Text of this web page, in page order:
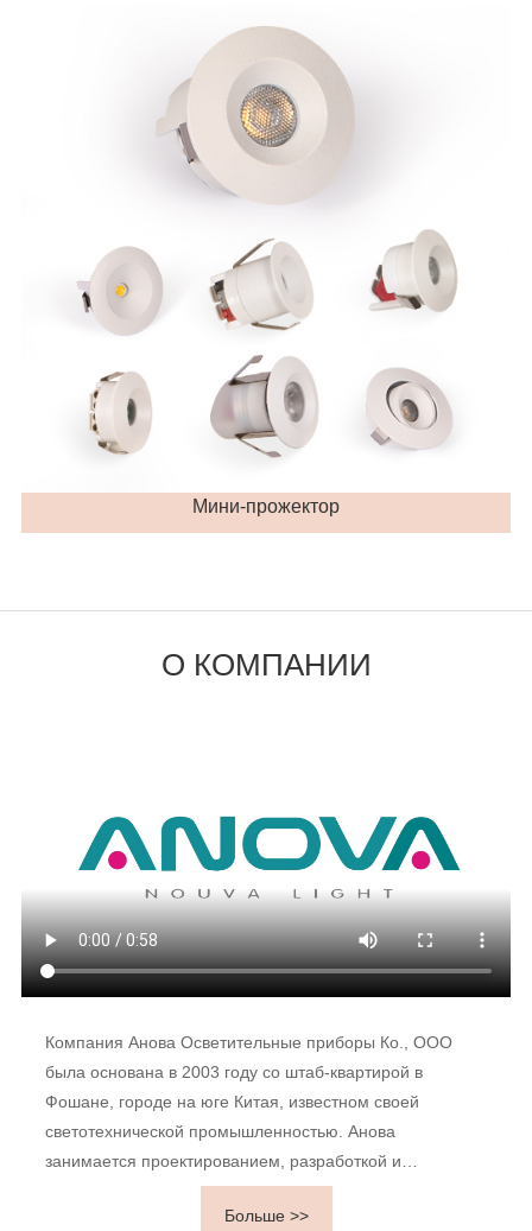
Мини-прожектор
О КОМПАНИИ
Компания Анова Осветительные приборы Ко., ООО
была основана в 2003 году со штаб-квартирой в
Фошане, городе на юге Китая, известном своей
светотехнической промышленностью. Анова
занимается проектированием, разработкой и
производством высококачественной светодиодной
осветительной продукции. Наш обширный ассортимент
Больше >>